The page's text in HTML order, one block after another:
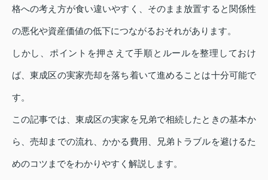
格への考え方が食い違いやすく、そのまま放置すると関係性
の悪化や資産価値の低下につながるおそれがあります。
しかし、ポイントを押さえて手順とルールを整理しておけ
ば、東成区の実家売却を落ち着いて進めることは十分可能で
す。
この記事では、東成区の実家を兄弟で相続したときの基本か
ら、売却までの流れ、かかる費用、兄弟トラブルを避けるた
めのコツまでをわかりやすく解説します。